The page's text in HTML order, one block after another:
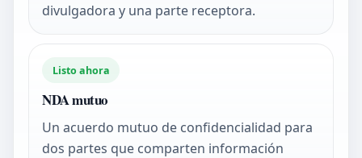
divulgadora y una parte receptora.
Listo ahora
NDA mutuo
Un acuerdo mutuo de confidencialidad para
dos partes que comparten información